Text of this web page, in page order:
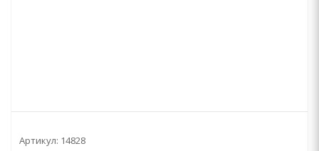
Артикул: 14828